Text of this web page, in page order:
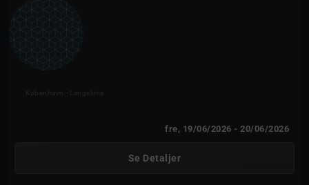
København - Langelinie
fre, 19/06/2026 - 20/06/2026
Se Detaljer